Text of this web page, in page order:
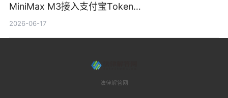
MiniMax M3接入支付宝Token
Pay
2026-06-17
法律解答网